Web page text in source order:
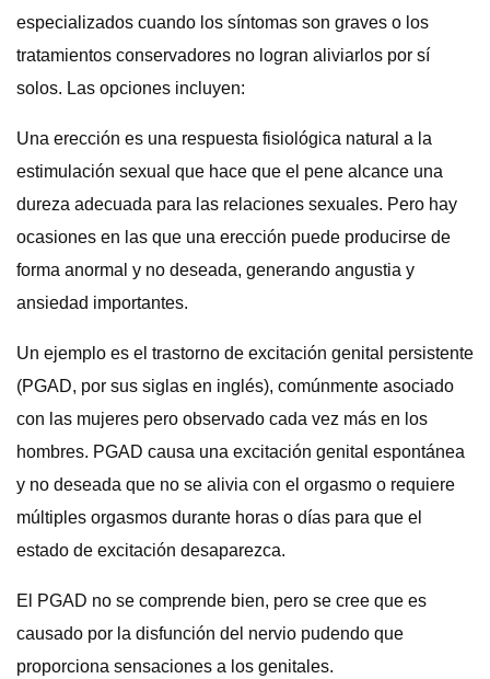
especializados cuando los síntomas son graves o los
tratamientos conservadores no logran aliviarlos por sí
solos. Las opciones incluyen:
Una erección es una respuesta fisiológica natural a la
estimulación sexual que hace que el pene alcance una
dureza adecuada para las relaciones sexuales. Pero hay
ocasiones en las que una erección puede producirse de
forma anormal y no deseada, generando angustia y
ansiedad importantes.
Un ejemplo es el trastorno de excitación genital persistente
(PGAD, por sus siglas en inglés), comúnmente asociado
con las mujeres pero observado cada vez más en los
hombres. PGAD causa una excitación genital espontánea
y no deseada que no se alivia con el orgasmo o requiere
múltiples orgasmos durante horas o días para que el
estado de excitación desaparezca.
El PGAD no se comprende bien, pero se cree que es
causado por la disfunción del nervio pudendo que
proporciona sensaciones a los genitales.